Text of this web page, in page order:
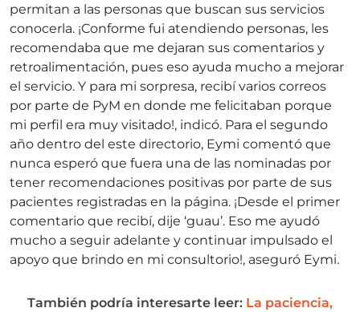
permitan a las personas que buscan sus servicios
conocerla. ¡Conforme fui atendiendo personas, les
recomendaba que me dejaran sus comentarios y
retroalimentación, pues eso ayuda mucho a mejorar
el servicio. Y para mi sorpresa, recibí varios correos
por parte de PyM en donde me felicitaban porque
mi perfil era muy visitado!, indicó. Para el segundo
año dentro del este directorio, Eymi comentó que
nunca esperó que fuera una de las nominadas por
tener recomendaciones positivas por parte de sus
pacientes registradas en la página. ¡Desde el primer
comentario que recibí, dije ‘guau’. Eso me ayudó
mucho a seguir adelante y continuar impulsado el
apoyo que brindo en mi consultorio!, aseguró Eymi.
También podría interesarte leer: La paciencia,